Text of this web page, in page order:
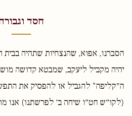
חסד
הסברנו, אפוא, שהנצחיות שתהיה
יהיה מקביל ליעקב, שמבטא קדושה
ה״קליפה" להגביל או להפסיק את
(לקו״ש חט״ו שיחה ב׳ לפרשתנו) אנו